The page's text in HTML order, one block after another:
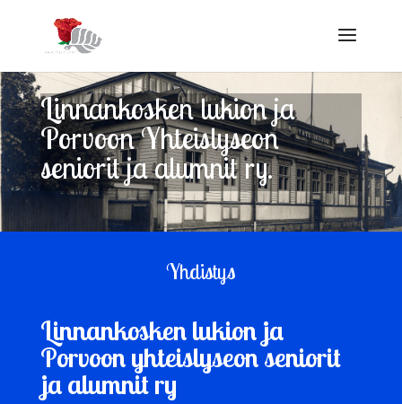
Linnankosken lukion ja
Porvoon Yhteislyseon
seniorit ja alumnit ry.
Yhdistys
Linnankosken lukion ja
Porvoon yhteislyseon seniorit
ja alumnit ry